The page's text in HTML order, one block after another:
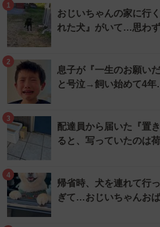
1
おじいちゃんの家に行
れた犬』がいて…思わ
2
息子が『一生のお願い
と号泣→飼い始めて4
3
配達員から届いた『置
ると、写っていたのは
4
帰省時、犬を連れて行
ぎて…おじいちゃんお